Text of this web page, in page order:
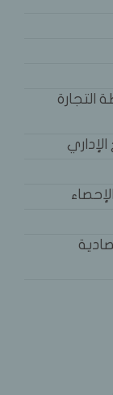
التجارة